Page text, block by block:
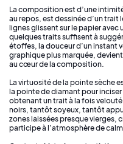
La composition est d’une
au repos, est dessinée d’un
lignes glissent sur le papier
quelques traits suffisent à
étoffes, la douceur d’un instant
graphique plus marquée,
au cœur de la composition.
La virtuosité de la pointe sèche
la pointe de diamant pour
obtenant un trait à la fois
noirs, tantôt soyeux, tantôt
zones laissées presque vierges,
participe à l’atmosphère de